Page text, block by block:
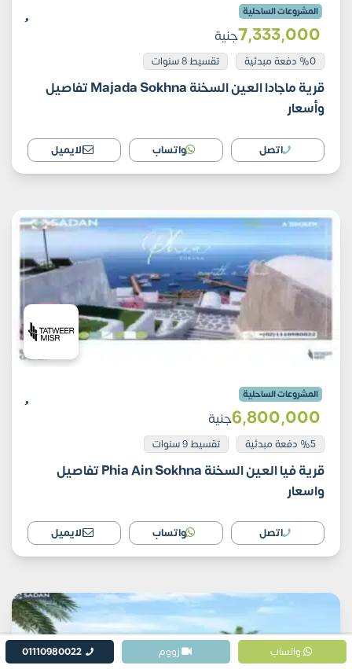
المشروعات الساحلية
7٬333٬000جنية
%0 دفعة مبدئية تقسيط 8 سنوات
قرية ماجادا العين السخنة Majada Sokhna تفاصيل
وأسعار
اتصل واتساب الايميل
المشروعات الساحلية
6٬800٬000جنية
%5 دفعة مبدئية تقسيط 9 سنوات
قرية فيا العين السخنة Phia Ain Sokhna تفاصيل
واسعار
اتصل واتساب الايميل
واتساب 01110980022 زووم